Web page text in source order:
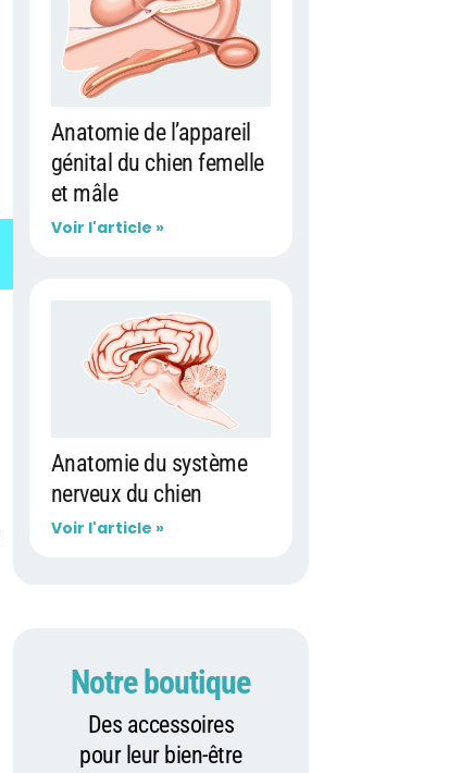
Anatomie de l’appareil
génital du chien femelle
et mâle
Voir l'article »
Anatomie du système
nerveux du chien
Voir l'article »
Notre boutique
Des accessoires
pour leur bien-être